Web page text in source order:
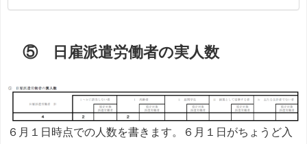
⑤ 日雇派遣労働者の実人数
６月１日時点での人数を書きます。６月１日がちょうど入